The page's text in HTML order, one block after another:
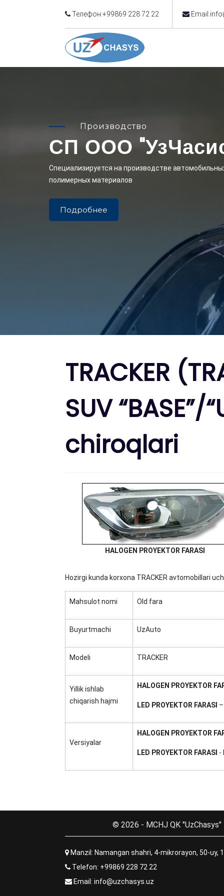
Телефон:+99869 228 72 22
Производство
СП ООО
Cпециализируется на производстве
полимерных материалов
Подробнее
TRACKER
SUV “BASE”/
chiroqlari
HALOGEN PROYEKTOR FARASI
Hozirgi kunda korxona TRACKER avtomobillari
Mahsulot nomi Old fara
Buyurtmachi UzAuto
Modeli TRACKER
Yillik ishlab
chiqarish hajmi
HALOGEN PROYEKTOR
LED PROYEKTOR FARASI
Versiyalar
HALOGEN PROYEKTOR
LED PROYEKTOR FARASI -
© 2026 - MCHJ QK "UzChasys"
Manzil: Namangan shahri, 4-mikrorayon, 50-uy,
Telefon: +99869 228 72 22
Email: info@uzchasys.uz